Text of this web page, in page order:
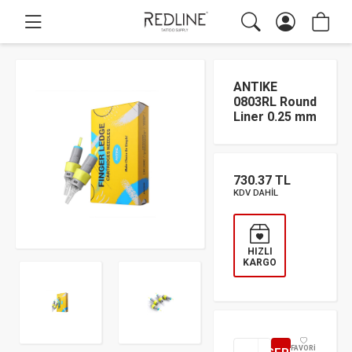
ANTIKE
0803RL Round
Liner 0.25 mm
730.37 TL
KDV DAHİL
HIZLI
KARGO
FAVORİ